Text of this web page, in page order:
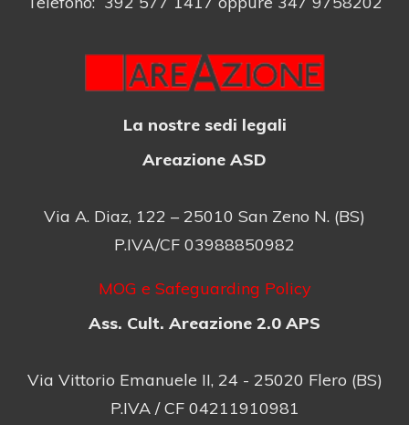
La nostre sedi legali
Areazione ASD
Via A. Diaz, 122 – 25010 San Zeno N. (BS)
P.IVA/CF 03988850982
MOG e Safeguarding Policy
Ass. Cult. Areazione 2.0 APS
Via Vittorio Emanuele II, 24 - 25020 Flero (BS)
P.IVA / CF 04211910981